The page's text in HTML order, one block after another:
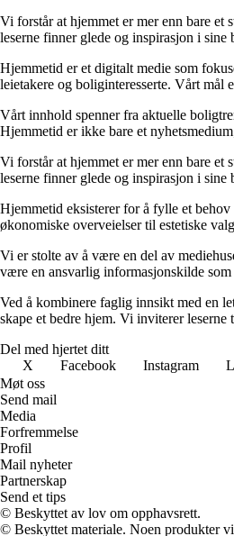
Vi forstår at hjemmet er mer enn bare et
leserne finner glede og inspirasjon i
Hjemmetid er et digitalt medie som
leietakere og boliginteresserte. Vårt mål
Vårt innhold spenner fra aktuelle
Hjemmetid er ikke bare et
Vi forstår at hjemmet er mer enn bare et
leserne finner glede og inspirasjon i
Hjemmetid eksisterer for å fylle et
økonomiske overveielser til estetiske
Vi er stolte av å være en del av
være en ansvarlig informasjonskilde som
Ved å kombinere faglig innsikt med en
skape et bedre hjem. Vi inviterer
Del med hjertet ditt
X
Facebook Instagram
Møt oss
Send mail
Media
Forfremmelse
Profil
Mail nyheter
Partnerskap
Send et tips
© Beskyttet av lov om opphavsrett.
© Beskyttet materiale. Noen produkter